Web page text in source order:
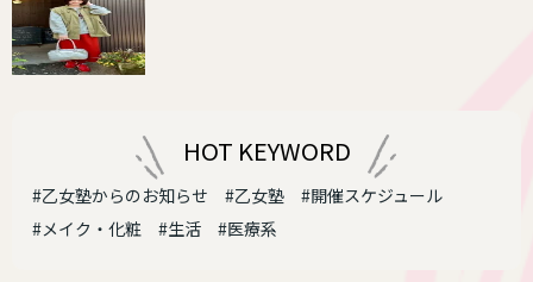
HOT KEYWORD
#乙女塾からのお知らせ #乙女塾
#開催スケジュール
#メイク・化粧
#生活 #医療系